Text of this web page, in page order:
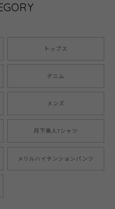
トップス
デニム
メンズ
月下美人Tシャツ
メリルハイテンションパンツ